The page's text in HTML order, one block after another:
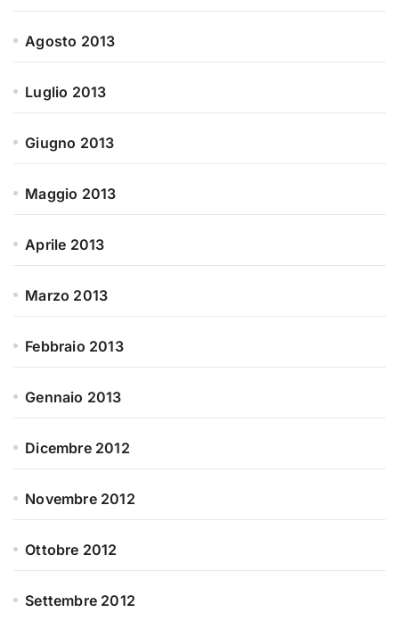
Agosto 2013
Luglio 2013
Giugno 2013
Maggio 2013
Aprile 2013
Marzo 2013
Febbraio 2013
Gennaio 2013
Dicembre 2012
Novembre 2012
Ottobre 2012
Settembre 2012